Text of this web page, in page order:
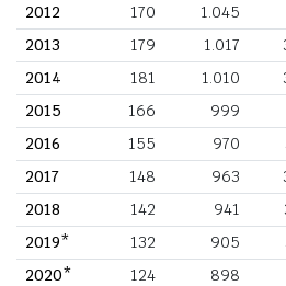
2012
170 1.045
2013
179 1.017
2014
181 1.010
2015
166 999
2016
155 970
2017
148 963
2018
142 941
2019*
132 905
2020*
124 898